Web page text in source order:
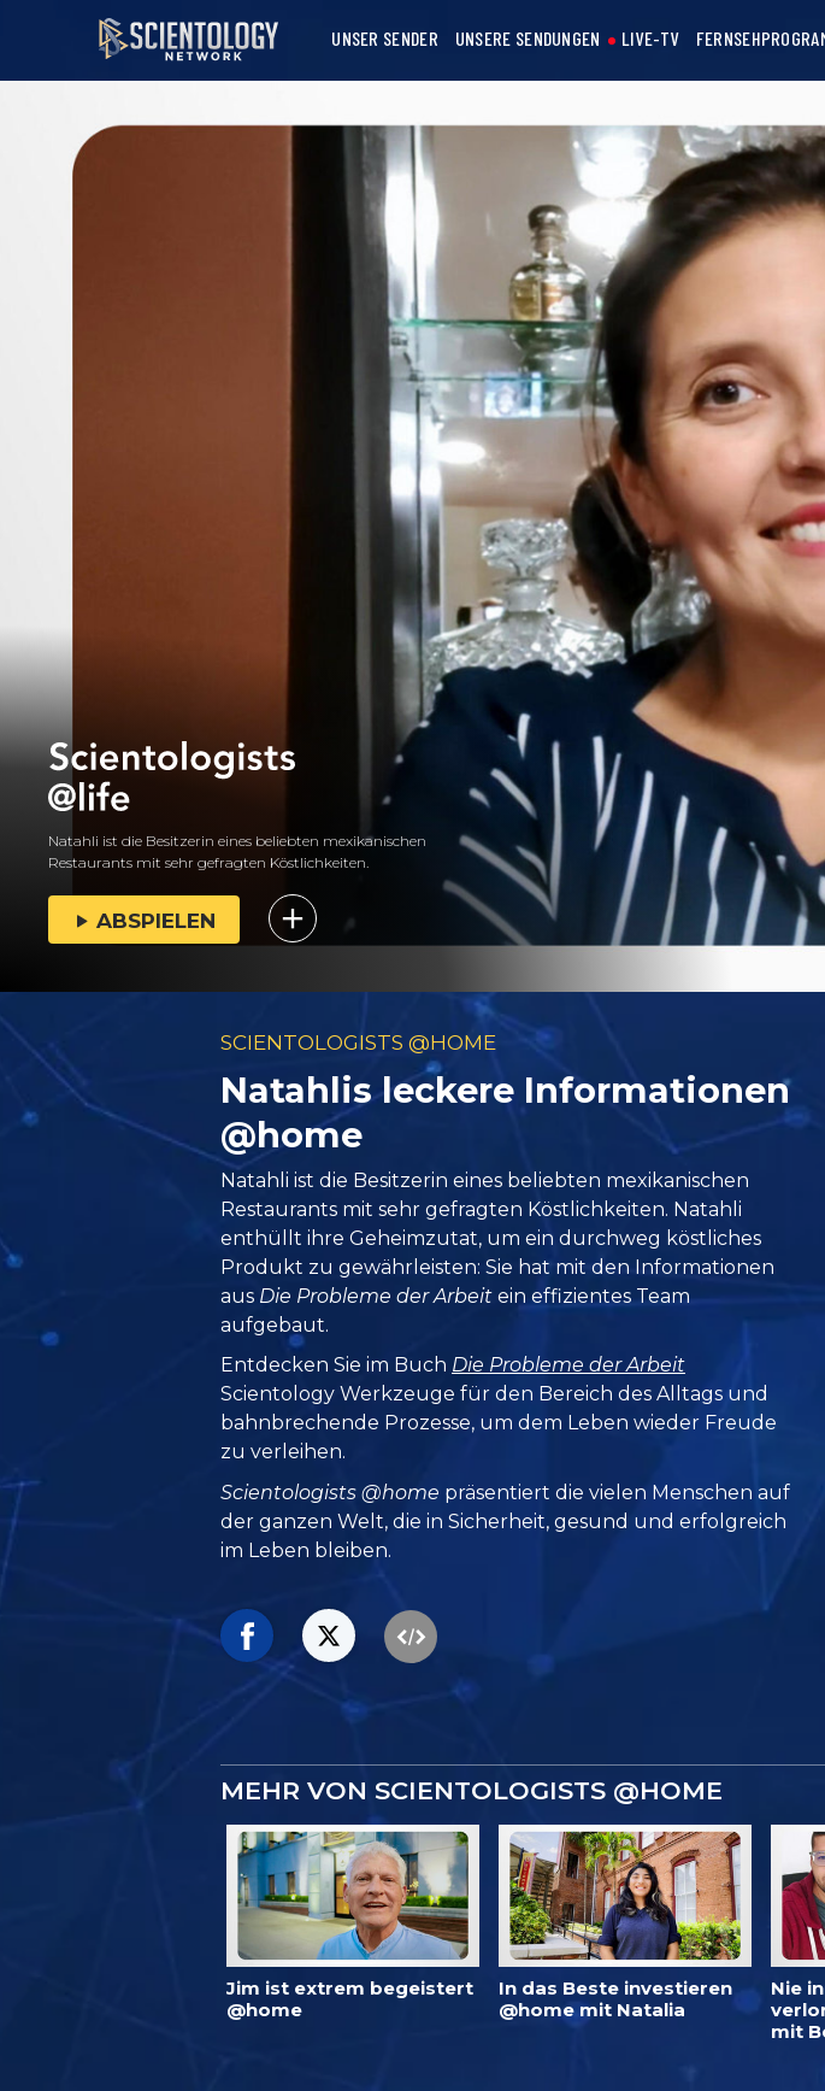
UNSER SENDER UNSERE SENDUNGEN LIVE-TV
Natahli ist die Besitzerin eines beliebten mexikanischen
Restaurants mit sehr gefragten Köstlichkeiten.
ABSPIELEN
SCIENTOLOGISTS @HOME
Natahlis leckere Informationen
@home
Natahli ist die Besitzerin eines beliebten mexikanischen
Restaurants mit sehr gefragten Köstlichkeiten. Natahli
enthüllt ihre Geheimzutat, um ein durchweg köstliches
Produkt zu gewährleisten: Sie hat mit den Informationen
aus Die Probleme der Arbeit ein effizientes Team
aufgebaut.
Entdecken Sie im Buch Die Probleme der Arbeit
Scientology Werkzeuge für den Bereich des Alltags und
bahnbrechende Prozesse, um dem Leben wieder Freude
zu verleihen.
Scientologists @home präsentiert die vielen Menschen auf
der ganzen Welt, die in Sicherheit, gesund und erfolgreich
im Leben bleiben.
MEHR VON SCIENTOLOGISTS @HOME
Jim ist extrem begeistert
@home
In das Beste investieren
@home mit Natalia
Nie
mit